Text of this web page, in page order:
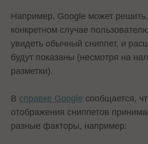
Например, Google может решить,
конкретном случае
увидеть обычный сниппет, и
будут показаны (несмотря на
разметки).
В справке Google сообщается,
отображения сниппетов
разные факторы, например: